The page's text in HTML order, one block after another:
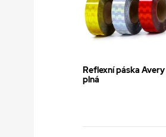
Reflexní páska Avery
plná